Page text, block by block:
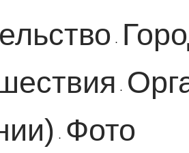
·
·
·
Фото